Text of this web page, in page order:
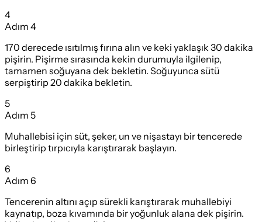
4
Adım 4
170 derecede ısıtılmış fırına alın ve keki yaklaşık 30 dakika
pişirin. Pişirme sırasında kekin durumuyla ilgilenip,
tamamen soğuyana dek bekletin. Soğuyunca sütü
serpiştirip 20 dakika bekletin.
5
Adım 5
Muhallebisi için süt, şeker, un ve nişastayı bir tencerede
birleştirip tırpıcıyla karıştırarak başlayın.
6
Adım 6
Tencerenin altını açıp sürekli karıştırarak muhallebiyi
kaynatıp, boza kıvamında bir yoğunluk alana dek pişirin.